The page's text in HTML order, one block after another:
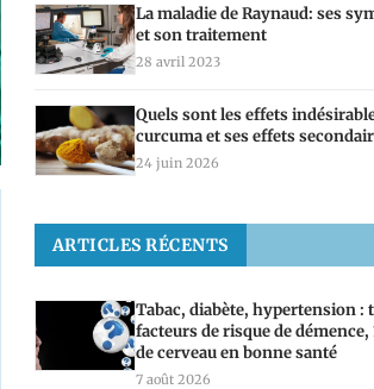
La maladie de Raynaud: ses
et son traitement
28 avril 2023
Quels sont les effets
curcuma et ses effets
24 juin 2026
ARTICLES RÉCENTS
Tabac, diabète, hypertension :
facteurs de risque de démence,
de cerveau en bonne santé
7 août 2026